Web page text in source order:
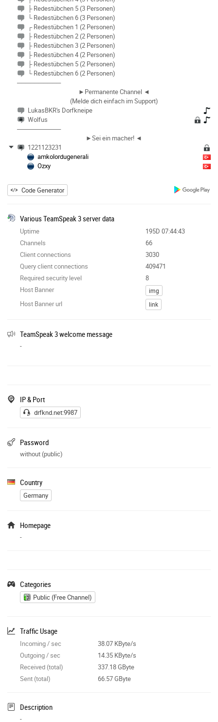
├ Redestübchen 5 (3 Personen)
└ Redestübchen 6 (3 Personen)
┌ Redestübchen 1 (2 Personen)
├ Redestübchen 2 (2 Personen)
├ Redestübchen 3 (2 Personen)
├ Redestübchen 4 (2 Personen)
├ Redestübchen 5 (2 Personen)
└ Redestübchen 6 (2 Personen)
──────────
►Permanente Channel ◄
(Melde dich einfach im Support)
LukasBKR's Dorfkneipe
Wolfus
──────────
►Sei ein macher! ◄
1221123231
amkolordugenerali
Ozxy
Code Generator
Various TeamSpeak 3 server data
Uptime
195D 07:44:43
Channels
66
Client connections
3030
Query client connections
409471
Required security level
8
Host Banner
img
Host Banner url link
TeamSpeak 3 welcome message
-
IP & Port
drfknd.net:9987
Password
without (public)
Country
Germany
Homepage
-
Categories
Public (Free Channel)
Traffic Usage
Incoming / sec
38.07 KByte/s
Outgoing / sec
14.35 KByte/s
Received (total)
337.18 GByte
Sent (total)
66.57 GByte
Description
-